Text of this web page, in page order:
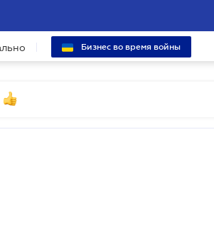
Бизнес во время войны